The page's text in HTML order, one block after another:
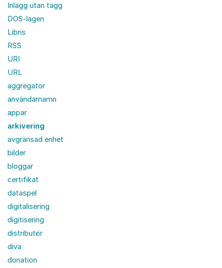
Inlägg utan tagg
DOS-lagen
Libris
RSS
URI
URL
aggregator
användarnamn
appar
arkivering
avgränsad enhet
bilder
bloggar
certifikat
dataspel
digitalisering
digitisering
distributör
diva
donation